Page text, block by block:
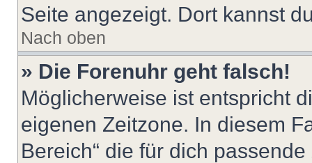
Seite angezeigt. Dort kannst
Nach oben
» Die Forenuhr geht falsch!
Möglicherweise ist entspricht
eigenen Zeitzone. In diesem
Bereich“ die für dich